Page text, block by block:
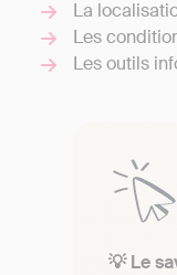
La
Les
Les outils
💡 Le